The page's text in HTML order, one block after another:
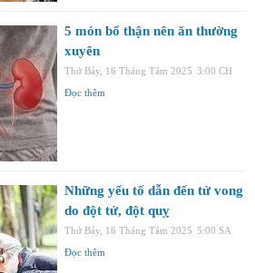
5 món bổ thận nên ăn thường
xuyên
Thứ Bảy, 16 Tháng Tám 2025 3:00 CH
Đọc thêm
Những yếu tố dẫn đến tử vong
do đột tử, đột quỵ
Thứ Bảy, 16 Tháng Tám 2025 5:00 SA
Đọc thêm